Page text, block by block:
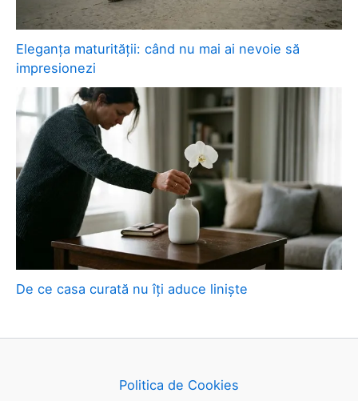
Eleganța maturității: când nu mai ai nevoie să
impresionezi
De ce casa curată nu îți aduce liniște
Politica de Cookies